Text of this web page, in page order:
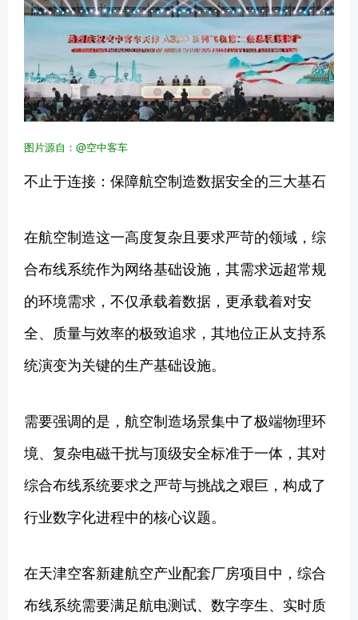
图片源自：@空中客车
不止于连接：保障航空制造数据安全的三大基石
在航空制造这一高度复杂且要求严苛的领域，综
合布线系统作为网络基础设施，其需求远超常规
的环境需求，不仅承载着数据，更承载着对安
全、质量与效率的极致追求，其地位正从支持系
统演变为关键的生产基础设施。
需要强调的是，航空制造场景集中了极端物理环
境、复杂电磁干扰与顶级安全标准于一体，其对
综合布线系统要求之严苛与挑战之艰巨，构成了
行业数字化进程中的核心议题。
在天津空客新建航空产业配套厂房项目中，综合
布线系统需要满足航电测试、数字孪生、实时质